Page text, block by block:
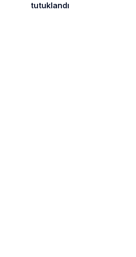
tutuklandı